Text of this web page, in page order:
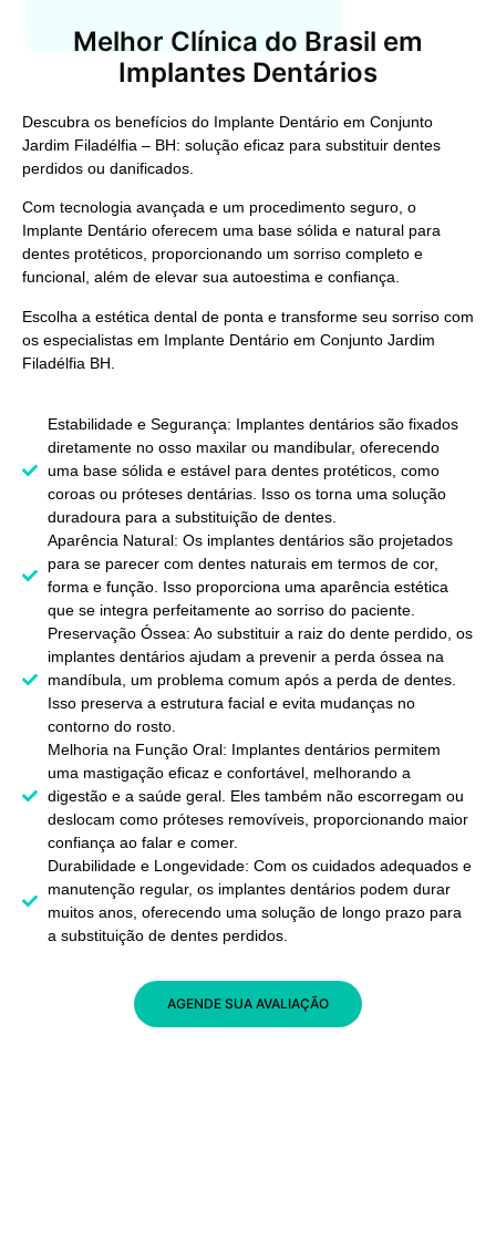
Melhor Clínica do Brasil em
Implantes Dentários
Descubra os benefícios do Implante Dentário em Conjunto
Jardim Filadélfia – BH: solução eficaz para substituir dentes
perdidos ou danificados.
Com tecnologia avançada e um procedimento seguro, o
Implante Dentário oferecem uma base sólida e natural para
dentes protéticos, proporcionando um sorriso completo e
funcional, além de elevar sua autoestima e confiança.
Escolha a estética dental de ponta e transforme seu sorriso com
os especialistas em Implante Dentário em Conjunto Jardim
Filadélfia BH
Estabilidade e Segurança: Implantes dentários são fixados
diretamente no osso maxilar ou mandibular, oferecendo
uma base sólida e estável para dentes protéticos, como
coroas ou próteses dentárias. Isso os torna uma solução
duradoura para a substituição de dentes.
Aparência Natural: Os implantes dentários são projetados
para se parecer com dentes naturais em termos de cor,
forma e função. Isso proporciona uma aparência estética
que se integra perfeitamente ao sorriso do paciente.
Preservação Óssea: Ao substituir a raiz do dente perdido, os
implantes dentários ajudam a prevenir a perda óssea na
mandíbula, um problema comum após a perda de dentes.
Isso preserva a estrutura facial e evita mudanças no
contorno do rosto.
Melhoria na Função Oral: Implantes dentários permitem
uma mastigação eficaz e confortável, melhorando a
digestão e a saúde geral. Eles também não escorregam ou
deslocam como próteses removíveis, proporcionando maior
confiança ao falar e comer.
Durabilidade e Longevidade: Com os cuidados adequados e
manutenção regular, os implantes dentários podem durar
muitos anos, oferecendo uma solução de longo prazo para
a substituição de dentes perdidos.
AGENDE SUA AVALIAÇÃO